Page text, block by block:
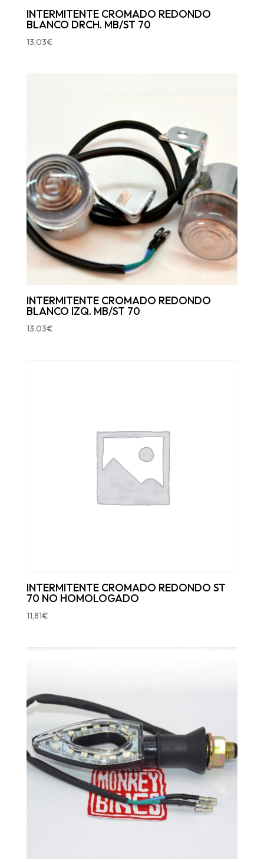
INTERMITENTE CROMADO REDONDO
BLANCO DRCH. MB/ST 70
13,03€
INTERMITENTE CROMADO REDONDO
BLANCO IZQ. MB/ST 70
13,03€
INTERMITENTE CROMADO REDONDO ST
70 NO HOMOLOGADO
11,81€